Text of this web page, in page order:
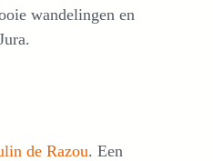
wandelingen en
de Razou. Een